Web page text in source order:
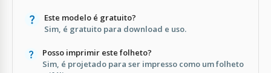
Este modelo é gratuito?
Sim, é gratuito para download e uso.
Posso imprimir este folheto?
Sim, é projetado para ser impresso como um folheto